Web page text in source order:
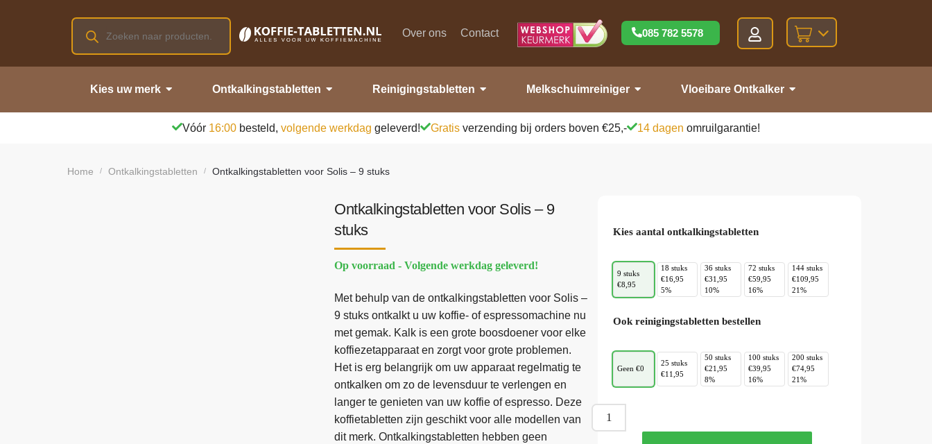
Over ons Contact 085 782 5578
Kies uw merk Ontkalkingstabletten Reinigingstabletten Melkschuimreiniger Vloeibare Ontkalker
Vóór 16:00 besteld, volgende werkdag geleverd! Gratis verzending bij orders boven €25,- 14 dagen omruilgarantie!
Home / Ontkalkingstabletten / Ontkalkingstabletten voor Solis – 9 stuks
Ontkalkingstabletten voor Solis – 9
stuks
Op voorraad - Volgende werkdag geleverd!
Met behulp van de ontkalkingstabletten voor Solis –
9 stuks ontkalkt u uw koffie- of espressomachine nu
met gemak. Kalk is een grote boosdoener voor elke
koffiezetapparaat en zorgt voor grote problemen.
Het is erg belangrijk om uw apparaat regelmatig te
ontkalken om zo de levensduur te verlengen en
langer te genieten van uw koffie of espresso. Deze
koffietabletten zijn geschikt voor alle modellen van
dit merk. Ontkalkingstabletten hebben geen
Kies aantal ontkalkingstabletten
9 stuks
€8,95
18 stuks
€16,95
5%
36 stuks
€31,95
10%
72 stuks
€59,95
16%
144 stuks
€109,95
21%
Ook reinigingstabletten bestellen
Geen €0
25 stuks
€11,95
50 stuks
€21,95
8%
100 stuks
€39,95
16%
200 stuks
€74,95
21%